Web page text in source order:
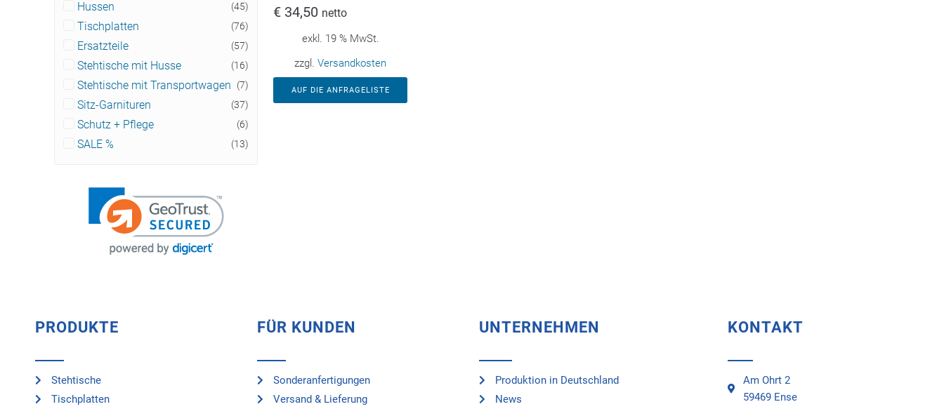
€ 34,50 netto
exkl. 19 % MwSt.
zzgl. Versandkosten
AUF DIE ANFRAGELISTE
Hussen (45)
Tischplatten (76)
Ersatzteile (57)
Stehtische mit Husse (16)
Stehtische mit Transportwagen (7)
Sitz-Garnituren (37)
Schutz + Pflege (6)
SALE % (13)
PRODUKTE
Stehtische
Tischplatten
FÜR KUNDEN
Sonderanfertigungen
Versand & Lieferung
UNTERNEHMEN
Produktion in Deutschland
News
KONTAKT
Am Ohrt 2
59469 Ense